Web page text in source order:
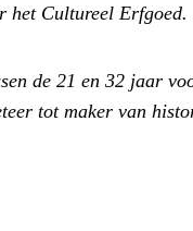
het Cultureel Erfgoed.
de 21 en 32 jaar
tot maker van